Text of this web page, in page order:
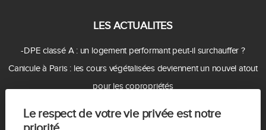
Le respect de votre vie privée est notre
LES ACTUALITES
-DPE classé A : un logement performant peut-il surchauffer ?
Canicule à Paris : les cours végétalisées deviennent un nouvel atout
pour les copropriétés
Paris ?